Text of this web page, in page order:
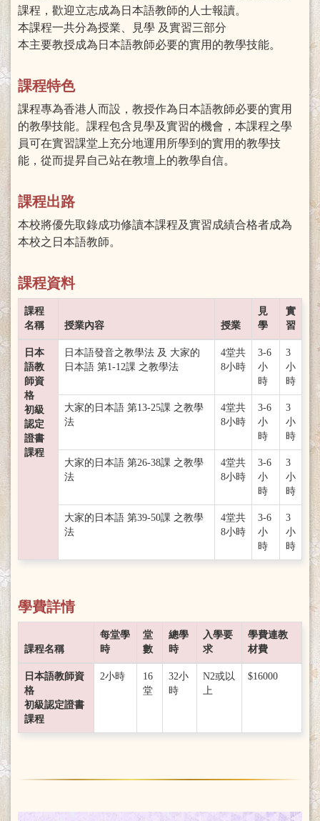
課程，歡迎立志成為日本語教師的人士報讀。
本課程一共分為授業、見學 及實習三部分
本主要教授成為日本語教師必要的實用的教學技能。
課程特色
課程專為香港人而設，教授作為日本語教師必要的實用
的教學技能。課程包含見學及實習的機會，本課程之學
員可在實習課堂上充分地運用所學到的實用的教學技
能，從而提昇自己站在教壇上的教學自信。
課程出路
本校將優先取錄成功修讀本課程及實習成績合格者成為
本校之日本語教師。
課程資料
課程
名稱
授業內容 授業
見
學
實
習
日本
語教
師資
格
初級
認定
證書
課程
日本語發音之教學法 及 大家的
日本語 第1-12課 之教學法
4堂共
8小時
3-6
小
時
3
小
時
大家的日本語 第13-25課 之教學
法
4堂共
8小時
3-6
小
時
3
小
時
大家的日本語 第26-38課 之教學
法
4堂共
8小時
3-6
小
時
3
小
時
大家的日本語 第39-50課 之教學
法
4堂共
8小時
3-6
小
時
3
小
時
學費詳情
課程名稱
每堂學
時
堂
數
總學
時
入學要
求
學費連教
材費
日本語教師資
格
初級認定證書
課程
2小時
16
堂
32小
時
N2或以
上
$16000